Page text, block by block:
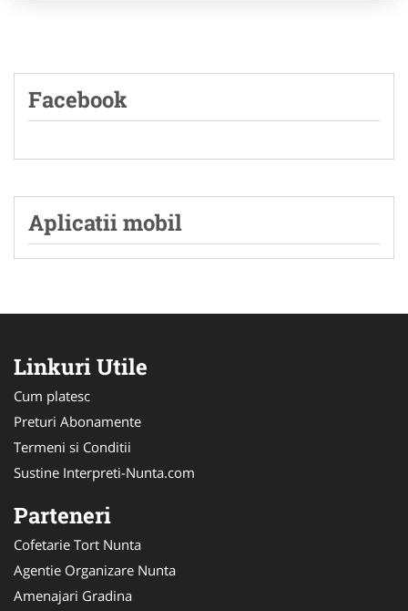
Facebook
Aplicatii mobil
Linkuri Utile
Cum platesc
Preturi Abonamente
Termeni si Conditii
Sustine Interpreti-Nunta.com
Parteneri
Cofetarie Tort Nunta
Agentie Organizare Nunta
Amenajari Gradina